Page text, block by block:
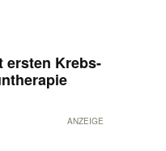
ersten Krebs-
ANZEIGE